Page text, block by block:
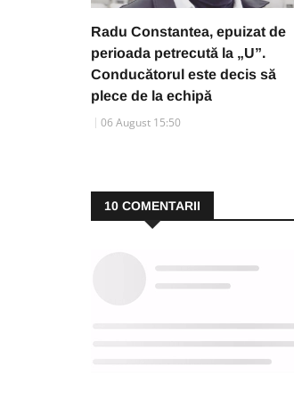
Radu Constantea, epuizat de
perioada petrecută la „U”.
Conducătorul este decis să
plece de la echipă
06 August 15:50
10 COMENTARII